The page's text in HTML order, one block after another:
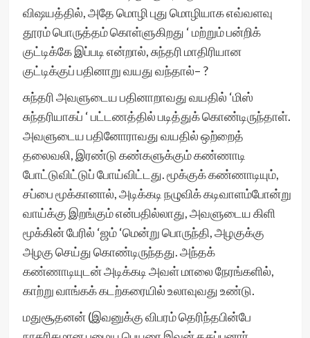
விஷயத்தில், அதே மொழி புது மொழியாக எவ்வளவு
தூரம் பொருத்தம் கொள்ளுகிறது ‘ மற்றும் பன்றிக்
குட்டிக்கே இப்படி என்றால், சுந்தரி மாதிரியான
குட்டிக்குப் பதினாறு வயது வந்தால்– ?
சுந்தரி அவளுடைய பதினாறாவது வயதில் ‘மிஸ்
சுந்தரியாகப் ‘ பட்டணத்தில் படித்துக் கொண்டிருந்தாள்.
அவளுடைய பதினோராவது வயதில் ஒற்றைத்
தலைவலி, இரண்டு கண்களுக்கும் கண்ணாடி
போட்டுவிட்டுப் போய்விட்டது. மூக்குக் கண்ணாடியும்,
சப்பை மூக்கானால், அடிக்கடி நழுவிக் கடிவாளம்போன்று
வாய்க்கு இறங்கும் என்பதில்லாது, அவளுடைய கிளி
மூக்கின் பேரில் ‘ஜம் ‘மென்று பொருந்தி, அழகுக்கு
அழகு செய்து கொண்டிருந்தது. அந்தக்
கண்ணாடியுடன் அடிக்கடி அவள் மாலை நேரங்களில்,
காற்று வாங்கக் கடற்கரையில் உலாவுவது உண்டு.
மதுசூதனன் (இவனுக்கு விபரம் தெரிந்தபின்பே